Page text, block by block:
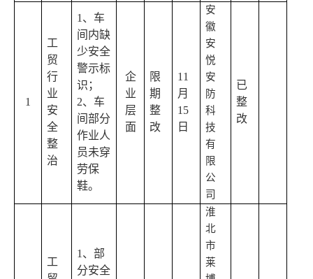
1
工
贸
行
业
安
全
整
治
1 、车
间内缺
少安全
警示标
识；
2、车
间部分
作业人
员未穿
劳保
鞋。
企
业
层
面
限
期
整
改
11
月
15
日
安
徽
安
悦
安
防
科
技
有
限
公
司
已
整
改
工
1 、部
分安全
淮
北
市
莱